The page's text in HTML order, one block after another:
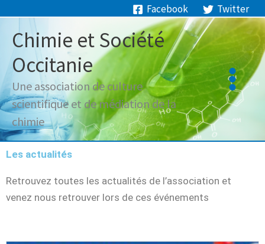
contenu
Facebook Twitter
Chimie et Société
Occitanie
Une association de culture
scientifique et de médiation de la
chimie
Les actualités
Retrouvez toutes les actualités de l’association et
venez nous retrouver lors de ces événements